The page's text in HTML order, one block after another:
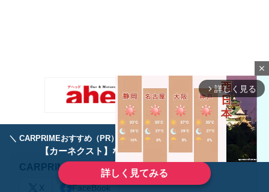
＼ CARPRIMEおすすめ（PR） ／ディーラーで手放すのはもったいない！
【カーネクスト】ならどんなクルマも高価買取
詳しく見てみる
CARPRIME SNS
X FaceBook
close
arrow_forward_ios 詳しく見る